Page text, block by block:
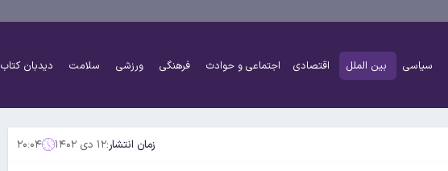
سیاسی بین الملل اقتصادی اجتماعی و حوادث فرهنگی ورزشی سلامت دیدبان کتاب
زمان انتشار:۱۲ دی ۱۴۰۲ ۲۰:۰۴